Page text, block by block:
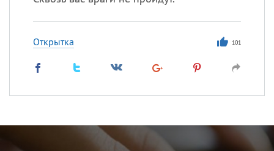
Открытка 101